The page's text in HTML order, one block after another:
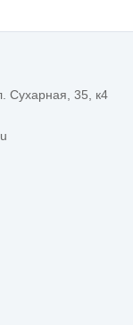
Сухарная, 35, к4